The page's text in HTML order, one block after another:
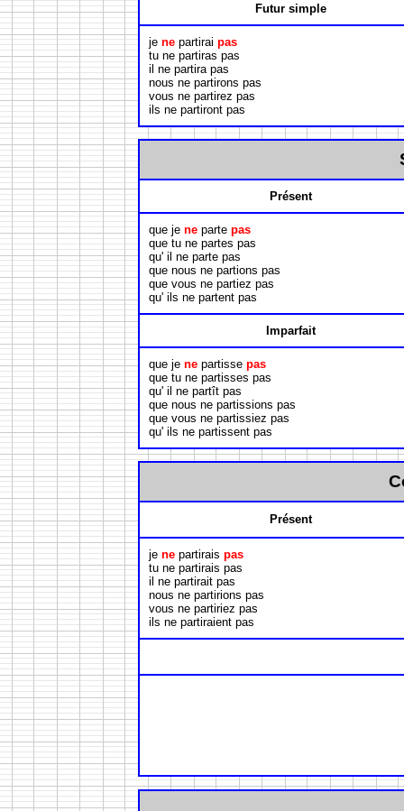
Futur simple
je ne partirai pas
tu ne partiras pas
il ne partira pas
nous ne partirons pas
vous ne partirez pas
ils ne partiront pas
Présent
que je ne parte pas
que tu ne partes pas
qu' il ne parte pas
que nous ne partions pas
que vous ne partiez pas
qu' ils ne partent pas
Imparfait
que je ne partisse pas
que tu ne partisses pas
qu' il ne partît pas
que nous ne partissions pas
que vous ne partissiez pas
qu' ils ne partissent pas
Présent
je ne partirais pas
tu ne partirais pas
il ne partirait pas
nous ne partirions pas
vous ne partiriez pas
ils ne partiraient pas